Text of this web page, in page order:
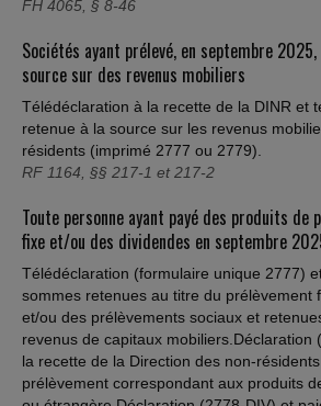
FH 4065, § 8-46
Sociétés ayant prélevé, en septembre
source sur des revenus mobiliers
Télédéclaration à la recette de la DINR et
retenue à la source sur les revenus
résidents (imprimé 2777 ou 2779).
RF 1164, §§ 217-1 et 217-2
Toute personne ayant payé des produits de
fixe et/ou des dividendes en septembre
Télédéclaration (formulaire unique 2777)
sommes retenues au titre du prélèvement
et/ou des prélèvements sociaux et
revenus de capitaux mobiliers.Déclaration
la recette de la Direction des non-
prélèvement correspondant aux produits